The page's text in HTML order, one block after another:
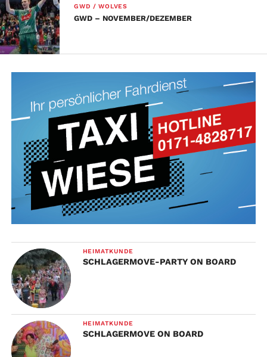
GWD / WOLVES
GWD – NOVEMBER/DEZEMBER
HEIMATKUNDE
SCHLAGERMOVE-PARTY ON BOARD
HEIMATKUNDE
SCHLAGERMOVE ON BOARD